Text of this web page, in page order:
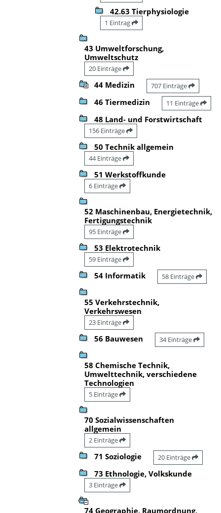
42.63 Tierphysiologie
1 Eintrag
43 Umweltforschung,
Umweltschutz
20 Einträge
44 Medizin 707 Einträge
46 Tiermedizin 11 Einträge
48 Land- und Forstwirtschaft
156 Einträge
50 Technik allgemein
44 Einträge
51 Werkstoffkunde
6 Einträge
52 Maschinenbau, Energietechnik,
Fertigungstechnik
95 Einträge
53 Elektrotechnik
59 Einträge
54 Informatik 58 Einträge
55 Verkehrstechnik,
Verkehrswesen
23 Einträge
56 Bauwesen 34 Einträge
58 Chemische Technik,
Umwelttechnik, verschiedene
Technologien
5 Einträge
70 Sozialwissenschaften
allgemein
2 Einträge
71 Soziologie 20 Einträge
73 Ethnologie, Volkskunde
3 Einträge
74 Geographie, Raumordnung,